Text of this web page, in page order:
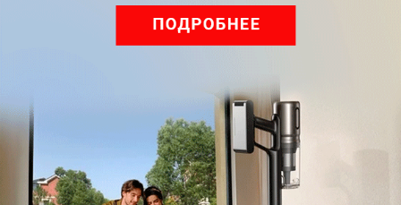
Подпишись на наш канал в мессенджере МАХ